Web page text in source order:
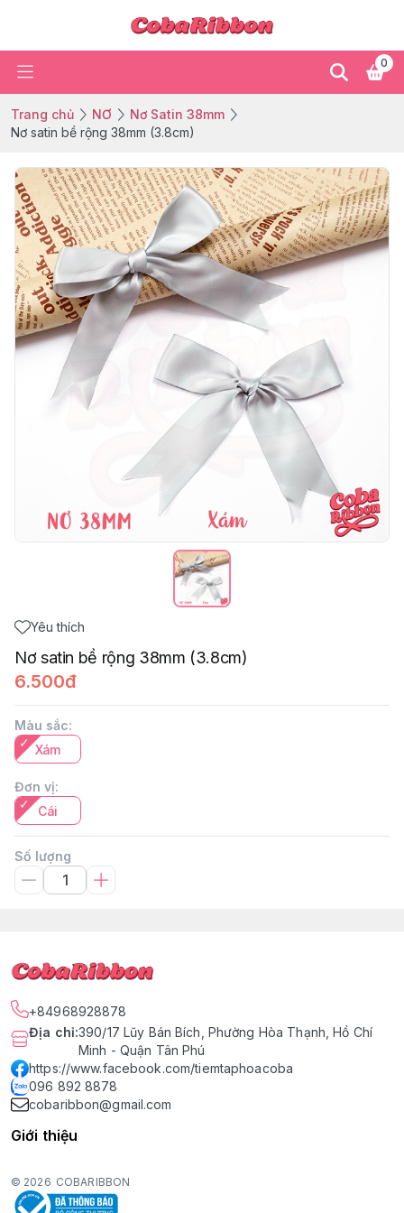
0
Trang chủ NƠ
Nơ Satin 38mm
Nơ satin bề rộng 38mm (3.8cm)
Yêu thích
Nơ satin bề rộng 38mm (3.8cm)
6.500đ
Màu sắc:
Xám
Đơn vị:
Cái
Số lượng
+84968928878
Địa chỉ:390/17 Lũy Bán Bích, Phường Hòa Thạnh, Hồ Chí
Minh - Quận Tân Phú
https://www.facebook.com/tiemtaphoacoba
096 892 8878
cobaribbon@gmail.com
Giới thiệu
© 2026 COBARIBBON